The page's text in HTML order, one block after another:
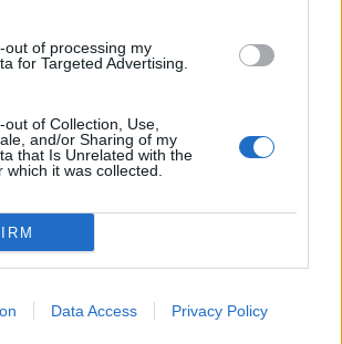
out of processing my
for Targeted Advertising.
of Collection, Use,
and/or Sharing of my
that Is Unrelated with the
which it was collected.
Data Access Privacy Policy